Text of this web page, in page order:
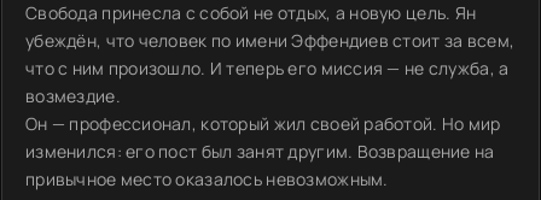
Свобода принесла с собой не отдых, а новую цель. Ян
убеждён, что человек по имени Эффендиев стоит за всем,
что с ним произошло. И теперь его миссия — не служба, а
возмездие.
Он — профессионал, который жил своей работой. Но мир
изменился: его пост был занят другим. Возвращение на
привычное место оказалось невозможным.